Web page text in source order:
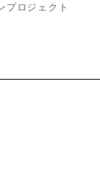
プロジェクト